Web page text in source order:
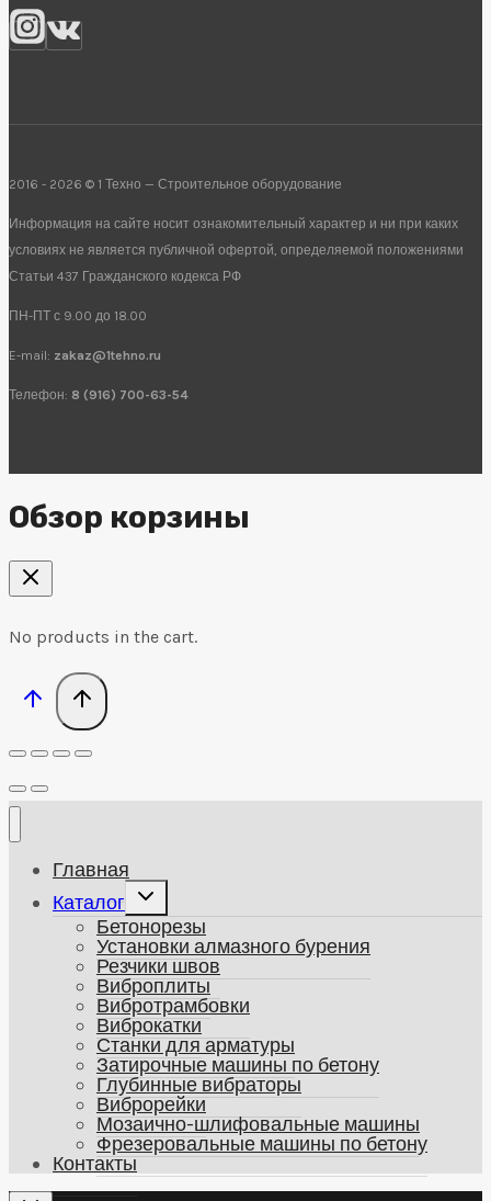
2016 - 2026 © 1 Техно — Строительное оборудование
Информация на сайте носит ознакомительный характер и ни при каких
условиях не является публичной офертой, определяемой положениями
Статьи 437 Гражданского кодекса РФ
ПН-ПТ с 9.00 до 18.00
E-mail: zakaz@1tehno.ru
Телефон: 8 (916) 700-63-54
Обзор корзины
No products in the cart.
Главная
Каталог
Развернуть
дочернее
меню
Бетонорезы
Установки алмазного бурения
Резчики швов
Виброплиты
Вибротрамбовки
Виброкатки
Станки для арматуры
Затирочные машины по бетону
Глубинные вибраторы
Виброрейки
Мозаично-шлифовальные машины
Фрезеровальные машины по бетону
Контакты